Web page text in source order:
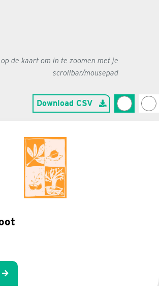
de kaart om in te zoomen met je
scrollbar/mousepad
Download CSV